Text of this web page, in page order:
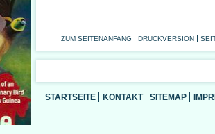
ZUM SEITENANFANG DRUCKVERSION
STARTSEITE KONTAKT SITEMAP